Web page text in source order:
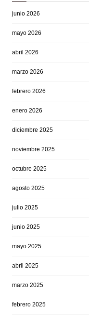
junio 2026
mayo 2026
abril 2026
marzo 2026
febrero 2026
enero 2026
diciembre 2025
noviembre 2025
octubre 2025
agosto 2025
julio 2025
junio 2025
mayo 2025
abril 2025
marzo 2025
febrero 2025